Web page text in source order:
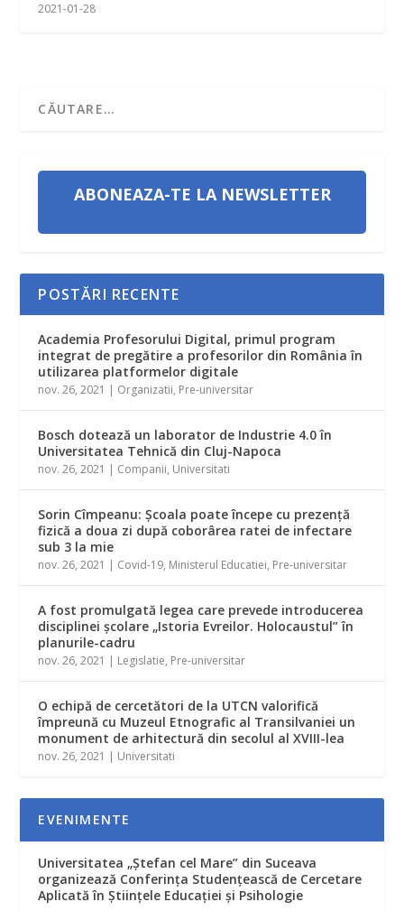
2021-01-28
ABONEAZA-TE LA NEWSLETTER
POSTĂRI RECENTE
Academia Profesorului Digital, primul program
integrat de pregătire a profesorilor din România în
utilizarea platformelor digitale
nov. 26, 2021 | Organizatii, Pre-universitar
Bosch dotează un laborator de Industrie 4.0 în
Universitatea Tehnică din Cluj-Napoca
nov. 26, 2021 | Companii, Universitati
Sorin Cîmpeanu: Şcoala poate începe cu prezenţă
fizică a doua zi după coborârea ratei de infectare
sub 3 la mie
nov. 26, 2021 | Covid-19, Ministerul Educatiei, Pre-universitar
A fost promulgată legea care prevede introducerea
disciplinei şcolare „Istoria Evreilor. Holocaustul” în
planurile-cadru
nov. 26, 2021 | Legislatie, Pre-universitar
O echipă de cercetători de la UTCN valorifică
împreună cu Muzeul Etnografic al Transilvaniei un
monument de arhitectură din secolul al XVIII-lea
nov. 26, 2021 | Universitati
EVENIMENTE
Universitatea „Ștefan cel Mare” din Suceava
organizează Conferința Studențească de Cercetare
Aplicată în Științele Educației și Psihologie